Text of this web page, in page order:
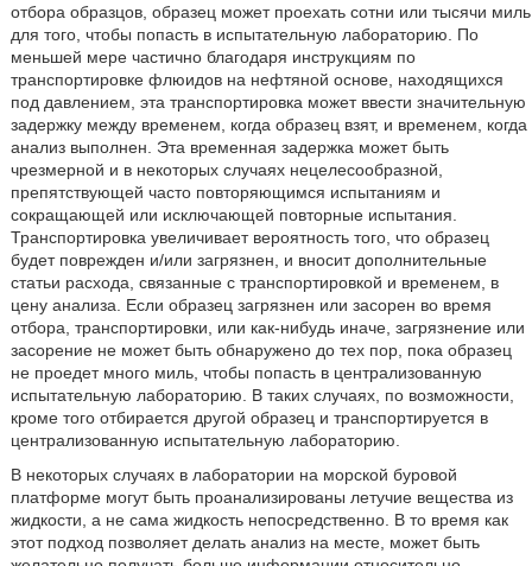
отбора образцов, образец может проехать сотни или тысячи миль
для того, чтобы попасть в испытательную лабораторию. По
меньшей мере частично благодаря инструкциям по
транспортировке флюидов на нефтяной основе, находящихся
под давлением, эта транспортировка может ввести значительную
задержку между временем, когда образец взят, и временем, когда
анализ выполнен. Эта временная задержка может быть
чрезмерной и в некоторых случаях нецелесообразной,
препятствующей часто повторяющимся испытаниям и
сокращающей или исключающей повторные испытания.
Транспортировка увеличивает вероятность того, что образец
будет поврежден и/или загрязнен, и вносит дополнительные
статьи расхода, связанные с транспортировкой и временем, в
цену анализа. Если образец загрязнен или засорен во время
отбора, транспортировки, или как-нибудь иначе, загрязнение или
засорение не может быть обнаружено до тех пор, пока образец
не проедет много миль, чтобы попасть в централизованную
испытательную лабораторию. В таких случаях, по возможности,
кроме того отбирается другой образец и транспортируется в
централизованную испытательную лабораторию.
В некоторых случаях в лаборатории на морской буровой
платформе могут быть проанализированы летучие вещества из
жидкости, а не сама жидкость непосредственно. В то время как
этот подход позволяет делать анализ на месте, может быть